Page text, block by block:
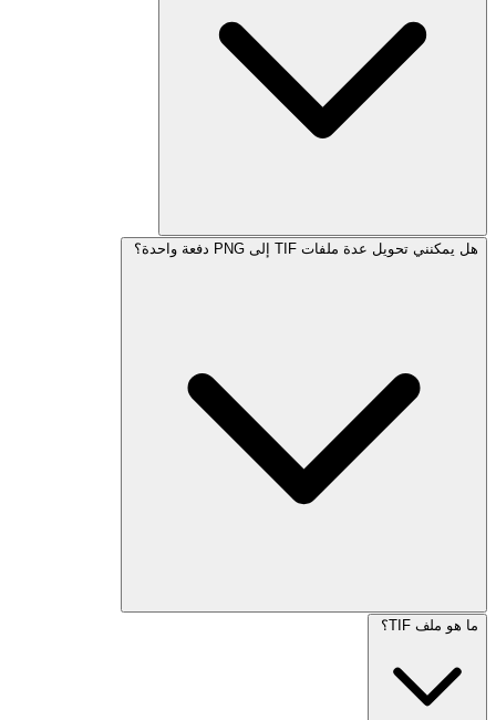
هل يمكنني تحويل عدة ملفات TIF إلى PNG دفعة واحدة؟
ما هو ملف TIF؟